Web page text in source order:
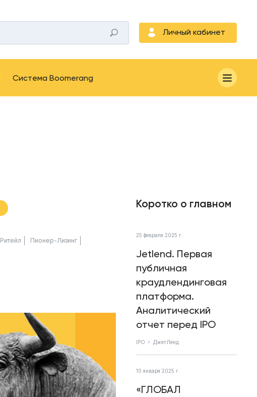
Личный кабинет
Система Boomerang
Ритейл Пионер-Лизинг
Коротко о главном
25 февраля 2025 г.
Jetlend. Первая
публичная
краудлендинговая
платформа.
Аналитический
отчет перед IPO
IPO ДжетЛенд
10 января 2025 г.
«ГЛОБАЛ